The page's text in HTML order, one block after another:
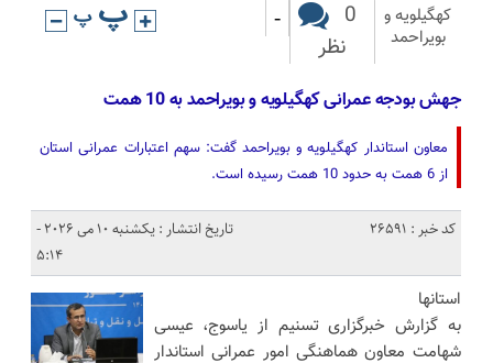
کهگیلویه و
بویراحمد
0
نظر
-
جهش بودجه عمرانی کهگیلویه و بویراحمد به 10 همت
معاون استاندار کهگیلویه و بویراحمد گفت: سهم اعتبارات عمرانی استان
از 6 همت به حدود 10 همت رسیده است.
کد خبر : 26591
تاریخ انتشار : یکشنبه 10 می 2026 -
5:14
استانها
به گزارش خبرگزاری تسنیم از یاسوج، عیسی
شهامت معاون هماهنگی امور عمرانی استاندار